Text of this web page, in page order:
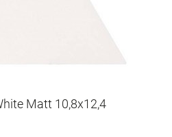
Matt 10,8x12,4